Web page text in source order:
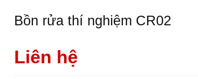
Bồn rửa thí nghiệm CR02
Liên hệ